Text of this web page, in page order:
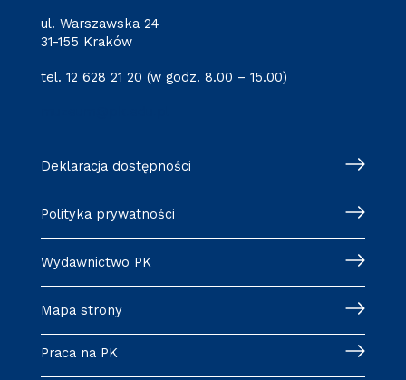
ul. Warszawska 24
31-155 Kraków
tel. 12 628 21 20 (w godz. 8.00 – 15.00)
Deklaracja dostępności
Polityka prywatności
Wydawnictwo PK
Mapa strony
Praca na PK